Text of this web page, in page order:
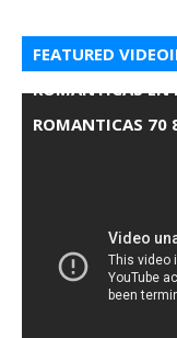
FEATURED
ROMANTICAS EN
ROMANTICAS 70